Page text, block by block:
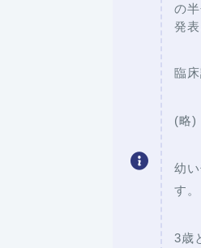
の
発
臨
(略)
幼
す。
3歳